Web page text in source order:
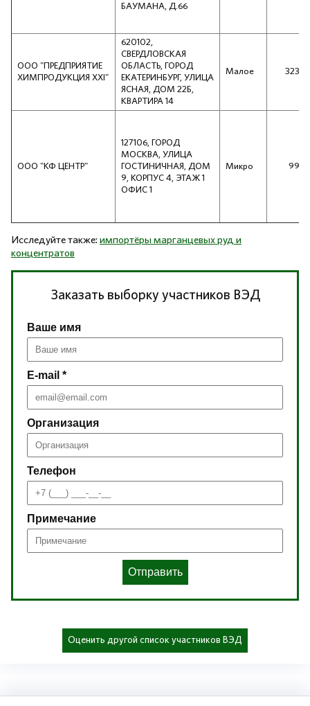
БАУМАНА, Д.66
ООО "ПРЕДПРИЯТИЕ
ХИМПРОДУКЦИЯ ХХI"
620102,
СВЕРДЛОВСКАЯ
ОБЛАСТЬ, ГОРОД
ЕКАТЕРИНБУРГ, УЛИЦА
ЯСНАЯ, ДОМ 22Б,
КВАРТИРА 14
Малое
ООО "КФ ЦЕНТР"
127106, ГОРОД
МОСКВА, УЛИЦА
ГОСТИНИЧНАЯ, ДОМ
9, КОРПУС 4, ЭТАЖ 1
ОФИС 1
Микро
Исследуйте также: импортёры марганцевых руд и
концентратов
Заказать выборку участников ВЭД
Ваше имя
E-mail *
Организация
Телефон
Примечание
Отправить
Оценить другой список участников ВЭД